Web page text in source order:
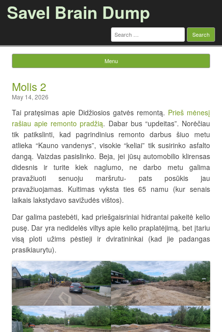
Savel Brain Dump
Search
for:
Menu
Molis 2
May 14, 2026
Tai pratęsimas apie Didžiosios gatvės remontą. Prieš mėnesį
rašiau apie remonto pradžią. Dabar bus “updeitas”. Norėčiau
tik patikslinti, kad pagrindinius remonto darbus šiuo metu
atlieka “Kauno vandenys”, visokie “keliai” tik susirinko asfalto
dangą. Vaizdas pasislinko. Beja, jei jūsų automobilio klirensas
didesnis ir turite kiek naglumo, ne darbo metu galima
pravažiuoti senuoju maršrutu- pats posūkis jau
pravažiuojamas. Kuitimas vyksta ties 65 namu (kur senais
laikais lakstydavo savižudės vištos).
Dar galima pastebėti, kad priešgaisriniai hidrantai pakeitė kelio
pusę. Dar yra nedidelės viltys apie kelio praplatėjimą, bet įtariu
visą ploti užims pėstieji ir dviratininkai (kad jie padangas
prasikiaurytu).